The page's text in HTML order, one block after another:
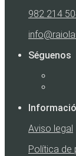
982 214
Séguenos
Aviso legal
Política de